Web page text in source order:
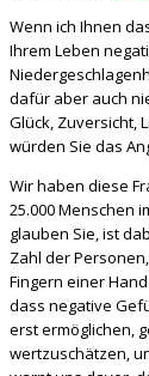
Wenn ich Ihnen
Ihrem Leben
dafür aber auch
Glück, Zuversicht,
würden Sie das
Wir haben diese
25.000 Menschen
glauben Sie, ist
Zahl der
Fingern einer
dass negative
erst ermöglichen,
wertzuschätzen,